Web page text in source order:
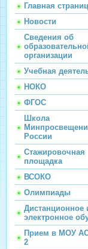
Главная
Новости
Сведения об
организации
Учебная
НОКО
ФГОС
Школа
России
Стажировочная
площадка
ВСОКО
Олимпиады
Дистанционное
электронное
Прием в МОУ
2